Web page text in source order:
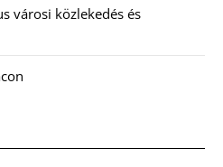
városi közlekedés és